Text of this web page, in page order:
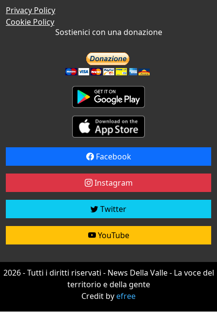
Privacy Policy
Cookie Policy
Sostienici con una donazione
Facebook
Instagram
Twitter
YouTube
2026 - Tutti i diritti riservati - News Della Valle - La voce del
territorio e della gente
Credit byefree